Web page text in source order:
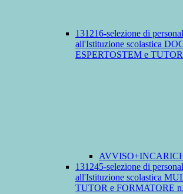
131216-selezione di
all'Istituzione scolastica
ESPERTOSTEM e
131245-selezione di
all'Istituzione scolastica
TUTOR e FORMATORE